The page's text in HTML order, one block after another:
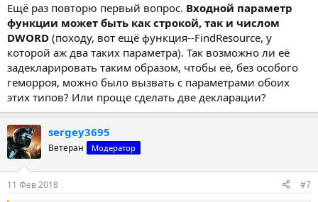
Ещё раз повторю первый вопрос. Входной параметр
функции может быть как строкой, так и числом
DWORD (походу, вот ещё функция--FindResource, у
которой аж два таких параметра). Так возможно ли её
задекларировать таким образом, чтобы её, без особого
геморроя, можно было вызвать с параметрами обоих
этих типов? Или проще сделать две декларации?
sergey3695
Ветеран Модератор
11 Фев 2018 #7